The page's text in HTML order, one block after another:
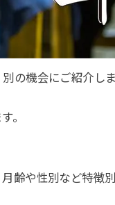
の機会にご紹介しま
。
齢や性別など特徴